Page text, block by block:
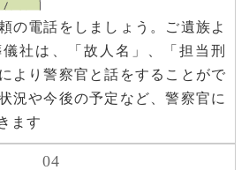
の電話をしましょう。ご遺族よ
社は、「故人名」、「担当刑
より警察官と話をすることがで
況や今後の予定など、警察官に
ます